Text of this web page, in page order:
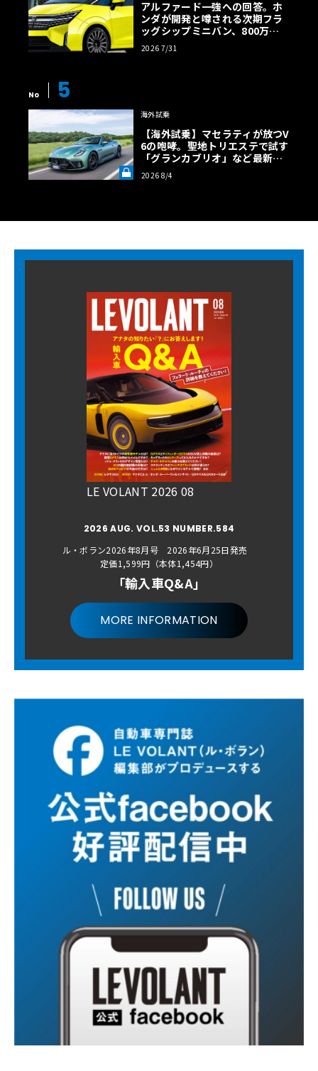
アルファード一強への回答。ホ
ンダが開発と噂される次期フラ
ッグシップミニバン、800万円
超の勝算【予想CG】
2026 7/31
No 5
海外試乗
【海外試乗】マセラティが放つV
6の咆哮。聖地トリエステで試す
「グランカブリオ」など最新ト
ロフェオ3台の官能評価《LE VO
LANT LAB》
2026 8/4
LE VOLANT 2026 08
2026 AUG. VOL.53 NUMBER.584
ル・ボラン2026年8月号 2026年6月25日発売
定価1,599円（本体1,454円）
「輸入車Q&A」
MORE INFORMATION